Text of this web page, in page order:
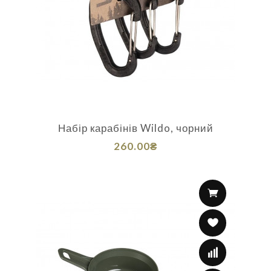
Набір карабінів Wildo, чорний
260.00₴